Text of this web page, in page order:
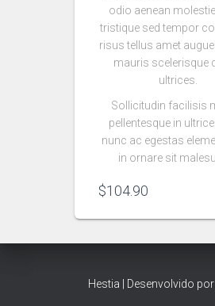
odio aenean
tristique sed tempor
risus tellus amet
mauris scelerisque
ultrices.
Sollicitudin facilisis
pellentesque in
nunc ac egestas
in ornare sit
$104.90
Hestia | Desenvolvido por